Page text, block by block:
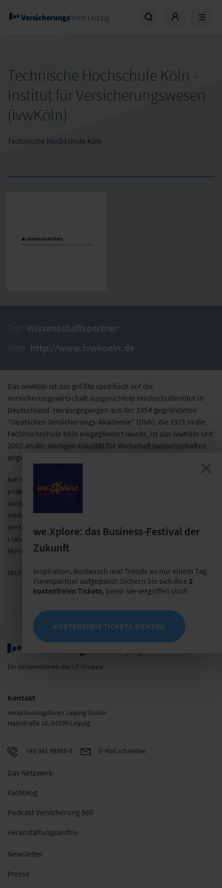
Technische Hochschule Köln -
Institut für Versicherungswesen
(ivwKöln)
Technische Hochschule Köln
Typ: Wissenschaftspartner
Web: http://www.ivwkoeln.de
Das ivwKöln ist das größte spezifisch auf die
Versicherungswirtschaft ausgerichtete Hochschulinstitut in
Deutschland. Hervorgegangen aus der 1954 gegründeten
"Deutschen Versicherungs-Akademie" (DVA), die 1971 in die
Fachhochschule Köln eingegliedert wurde, ist das ivwKöln seit
2002 an der dortigen Fakultät für Wirtschaftswissenschaften
angesiedelt.
Am Institut für Versicherungswesen ist Expertenwissen in
praktisch allen Fachgebieten des Versicherungswesens
vorhanden. In der Regel wird jedes Fachgebiet von einem oder
mehreren hauptamtlichen Professor(en) vertreten: u.a.
Versicherungsrecht, Versicherungsmathematik, Asset-
Liability-Management und die einzelnen Versicherungszweige.
Mehr dazu finden Sie auf den Seiten des Instituts:
Und zum Forschungsüberblick:
we.Xplore: das Business-Festival der
Zukunft
Inspiration, Austausch und Trends an nur einem Tag.
Forenpartner aufgepasst: Sichern Sie sich Ihre 2
kostenfreien Tickets, bevor sie vergriffen sind!
KOSTENFREIE TICKETS SICHERN
Ein Unternehmen der LF Gruppe
Kontakt
Versicherungsforen Leipzig GmbH
Hainstraße 16, 04109 Leipzig
+49 341 98988-0 E-Mail schreiben
Das Netzwerk
Fachblog
Podcast Versicherung 360
Veranstaltungsarchiv
Newsletter
Presse